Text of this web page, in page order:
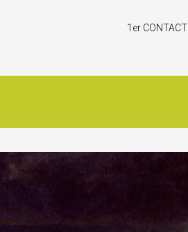
1er CONTACT